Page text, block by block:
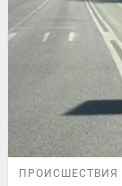
ПРОИСШЕСТВИЯ